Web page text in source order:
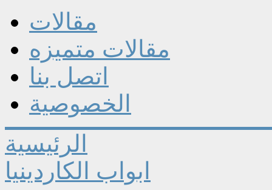
مقالات
مقالات متميزه
اتصل بنا
الخصوصية
الرئيسية
ابواب الكاردينيا